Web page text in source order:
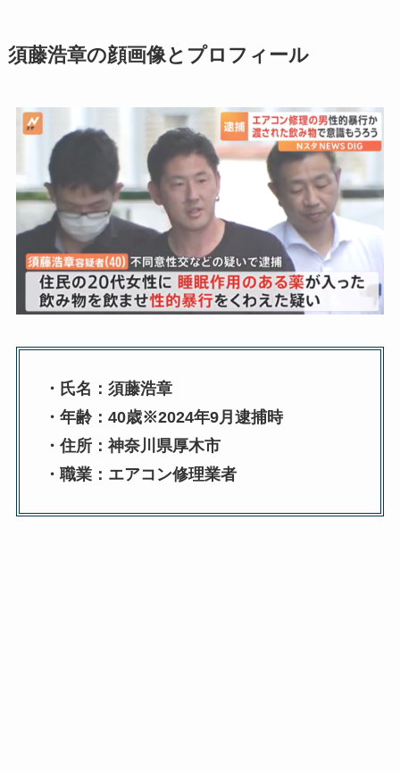
須藤浩章の顔画像とプロフィール
・氏名：須藤浩章
・年齢：40歳※2024年9月逮捕時
・住所：神奈川県厚木市
・職業：エアコン修理業者